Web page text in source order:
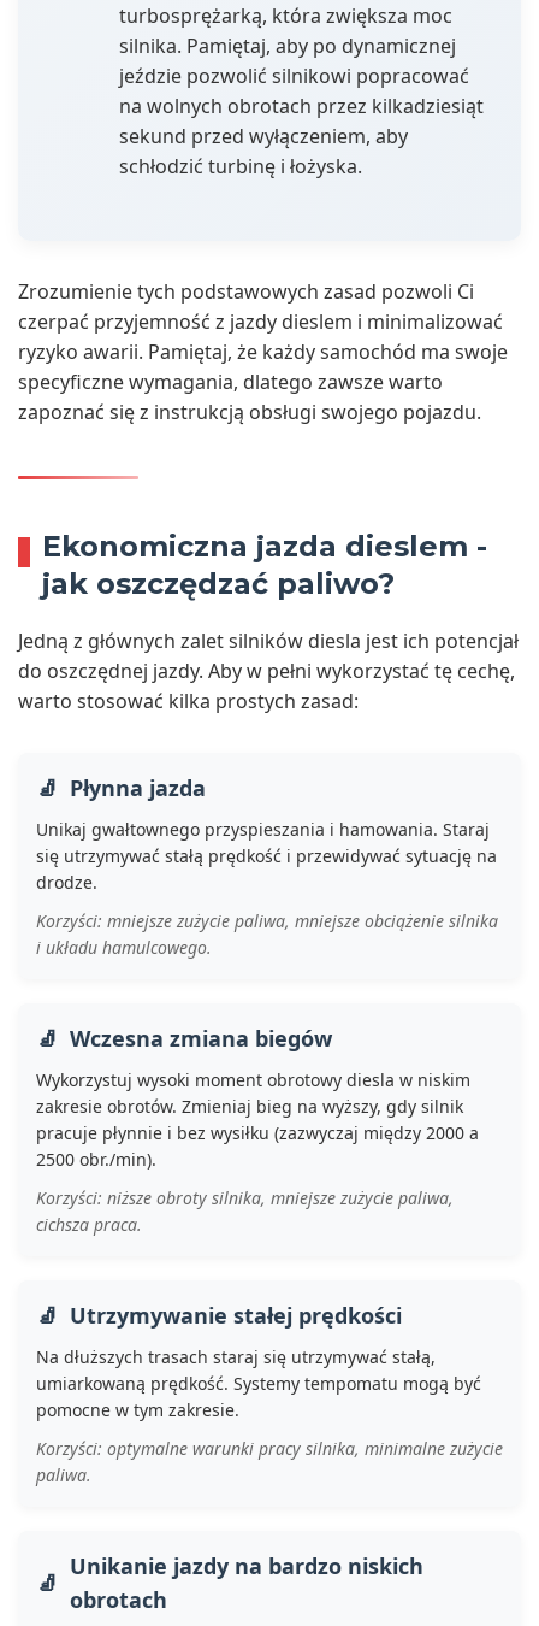
turbosprężarką, która zwiększa moc
silnika. Pamiętaj, aby po dynamicznej
jeździe pozwolić silnikowi popracować
na wolnych obrotach przez kilkadziesiąt
sekund przed wyłączeniem, aby
schłodzić turbinę i łożyska.
Zrozumienie tych podstawowych zasad pozwoli Ci
czerpać przyjemność z jazdy dieslem i minimalizować
ryzyko awarii. Pamiętaj, że każdy samochód ma swoje
specyficzne wymagania, dlatego zawsze warto
zapoznać się z instrukcją obsługi swojego pojazdu.
Ekonomiczna jazda dieslem -
jak oszczędzać paliwo?
Jedną z głównych zalet silników diesla jest ich potencjał
do oszczędnej jazdy. Aby w pełni wykorzystać tę cechę,
warto stosować kilka prostych zasad:
Płynna jazda
Unikaj gwałtownego przyspieszania i hamowania. Staraj
się utrzymywać stałą prędkość i przewidywać sytuację na
drodze.
Korzyści: mniejsze zużycie paliwa, mniejsze obciążenie silnika
i układu hamulcowego.
Wczesna zmiana biegów
Wykorzystuj wysoki moment obrotowy diesla w niskim
zakresie obrotów. Zmieniaj bieg na wyższy, gdy silnik
pracuje płynnie i bez wysiłku (zazwyczaj między 2000 a
2500 obr./min).
Korzyści: niższe obroty silnika, mniejsze zużycie paliwa,
cichsza praca.
Utrzymywanie stałej prędkości
Na dłuższych trasach staraj się utrzymywać stałą,
umiarkowaną prędkość. Systemy tempomatu mogą być
pomocne w tym zakresie.
Korzyści: optymalne warunki pracy silnika, minimalne zużycie
paliwa.
Unikanie jazdy na bardzo niskich
obrotach